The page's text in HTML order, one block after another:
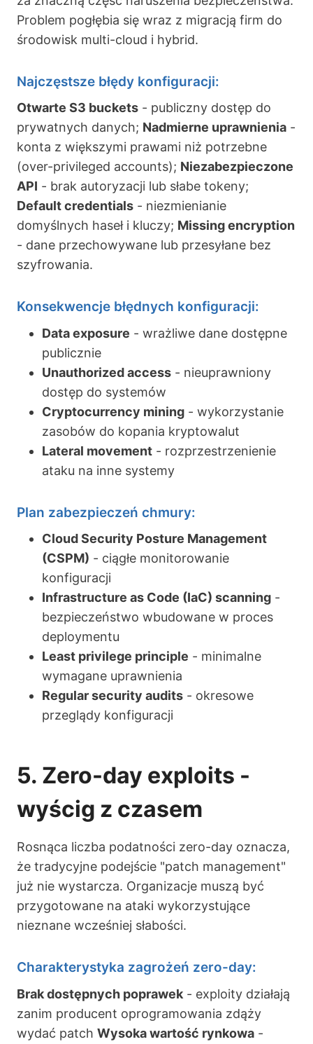
Problem pogłębia się wraz z migracją firm do
środowisk multi-cloud i hybrid.
Najczęstsze błędy konfiguracji:
Otwarte S3 buckets - publiczny dostęp do
prywatnych danych; Nadmierne uprawnienia -
konta z większymi prawami niż potrzebne
(over-privileged accounts); Niezabezpieczone
API - brak autoryzacji lub słabe tokeny;
Default credentials - niezmienianie
domyślnych haseł i kluczy; Missing encryption
- dane przechowywane lub przesyłane bez
szyfrowania.
Konsekwencje błędnych konfiguracji:
Data exposure - wrażliwe dane dostępne
publicznie
Unauthorized access - nieuprawniony
dostęp do systemów
Cryptocurrency mining - wykorzystanie
zasobów do kopania kryptowalut
Lateral movement - rozprzestrzenienie
ataku na inne systemy
Plan zabezpieczeń chmury:
Cloud Security Posture Management
(CSPM) - ciągłe monitorowanie
konfiguracji
Infrastructure as Code (IaC) scanning -
bezpieczeństwo wbudowane w proces
deploymentu
Least privilege principle - minimalne
wymagane uprawnienia
Regular security audits - okresowe
przeglądy konfiguracji
5. Zero-day exploits -
wyścig z czasem
Rosnąca liczba podatności zero-day oznacza,
że tradycyjne podejście "patch management"
już nie wystarcza. Organizacje muszą być
przygotowane na ataki wykorzystujące
nieznane wcześniej słabości.
Charakterystyka zagrożeń zero-day:
Brak dostępnych poprawek - exploity działają
zanim producent oprogramowania zdąży
wydać patch Wysoka wartość rynkowa -